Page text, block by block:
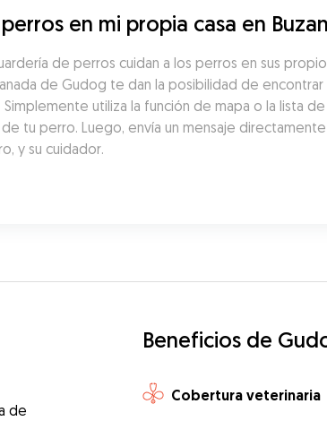
en mi propia casa en
de perros cuidan a los perros en sus
de Gudog te dan la posibilidad de
utiliza la función de mapa o la lista
tu perro. Luego, envía un mensaje
y su cuidador.
de
Beneficios de
Cobertura veterinaria